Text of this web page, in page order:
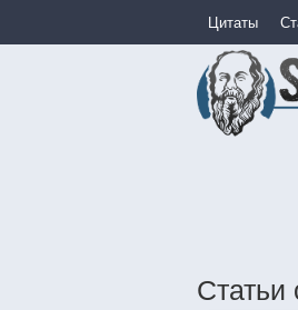
Цитаты
Статьи